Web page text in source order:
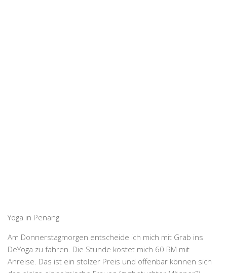
Yoga in Penang
Am Donnerstagmorgen entscheide ich mich mit Grab ins
DeYoga zu fahren. Die Stunde kostet mich 60 RM mit
Anreise. Das ist ein stolzer Preis und offenbar können sich